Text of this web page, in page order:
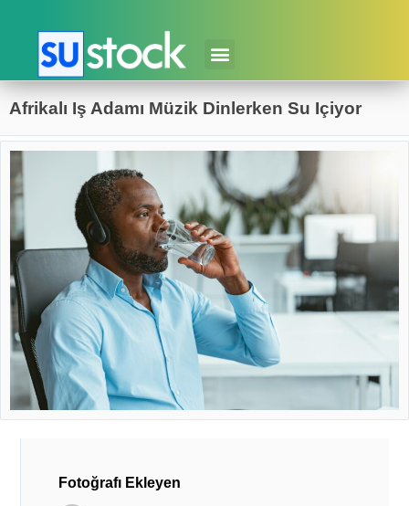
Afrikalı Iş Adamı Müzik Dinlerken Su Içiyor
Fotoğrafı Ekleyen